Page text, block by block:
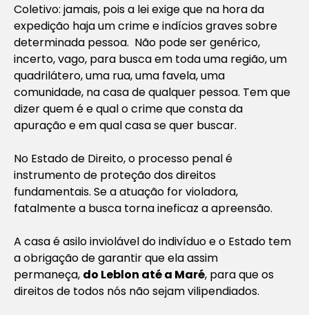
Coletivo: jamais, pois a lei exige que na hora da
expedição haja um crime e indícios graves sobre
determinada pessoa. Não pode ser genérico,
incerto, vago, para busca em toda uma região, um
quadrilátero, uma rua, uma favela, uma
comunidade, na casa de qualquer pessoa. Tem que
dizer quem é e qual o crime que consta da
apuração e em qual casa se quer buscar.
No Estado de Direito, o processo penal é
instrumento de proteção dos direitos
fundamentais. Se a atuação for violadora,
fatalmente a busca torna ineficaz a apreensão.
A casa é asilo inviolável do indivíduo e o Estado tem
a obrigação de garantir que ela assim
permaneça, do Leblon até a Maré, para que os
direitos de todos nós não sejam vilipendiados.